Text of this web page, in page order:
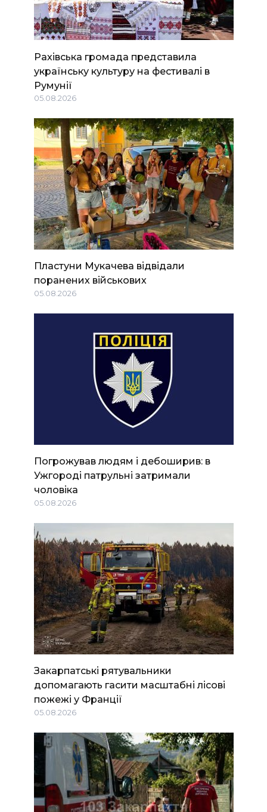
Рахівська громада представила
українську культуру на фестивалі в
Румунії
05.08.2026
Пластуни Мукачева відвідали
поранених військових
05.08.2026
Погрожував людям і дебоширив: в
Ужгороді патрульні затримали
чоловіка
05.08.2026
Закарпатські рятувальники
допомагають гасити масштабні лісові
пожежі у Франції
05.08.2026